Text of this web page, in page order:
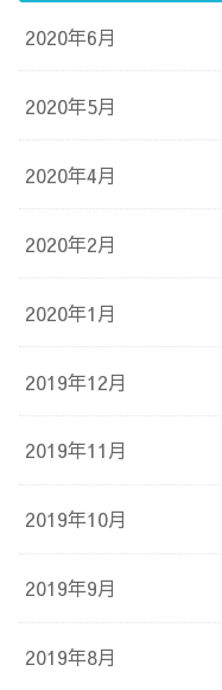
2020年6月
2020年5月
2020年4月
2020年2月
2020年1月
2019年12月
2019年11月
2019年10月
2019年9月
2019年8月